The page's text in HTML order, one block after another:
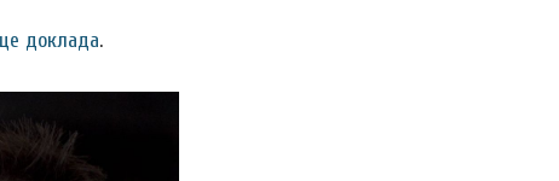
доклада.